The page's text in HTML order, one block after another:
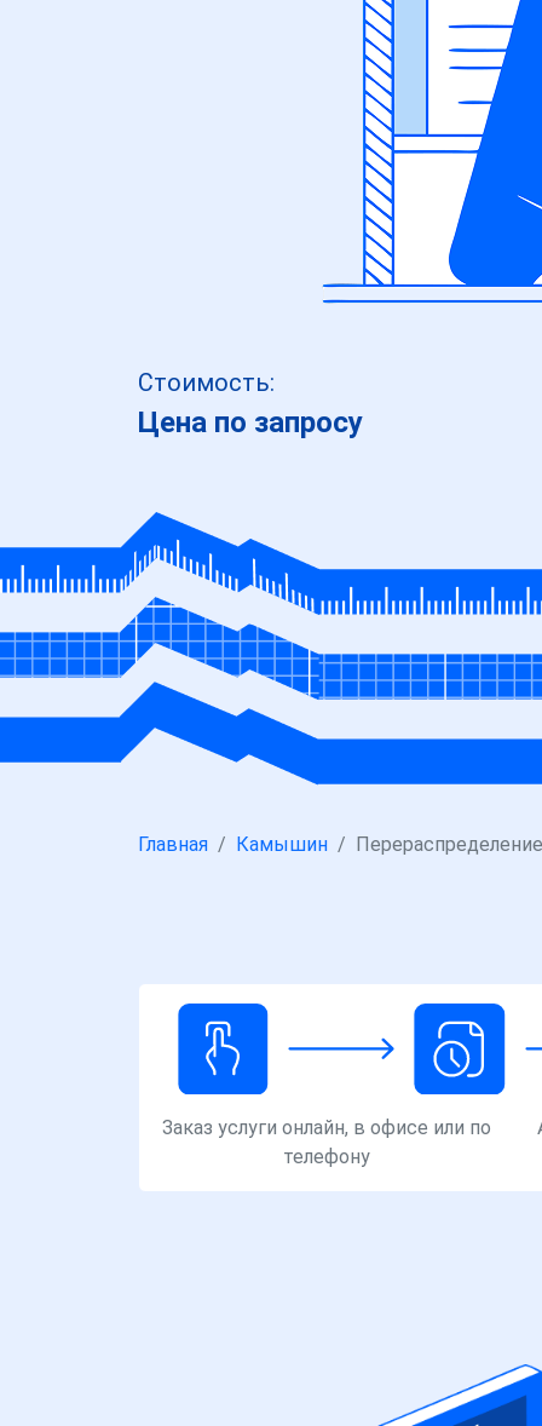
Стоимость:
Цена по запросу
Главная Камышин
Заказ услуги онлайн, в офисе или по
телефону